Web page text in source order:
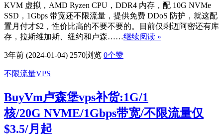
KVM 虚拟，AMD Ryzen CPU，DDR4 内存，配 10G NVMe
SSD，1Gbps 带宽还不限流量，提供免费 DDoS 防护，就这配
置月付才$2，性价比高的不要不要的。目前仅剩迈阿密还有库
存，拉斯维加斯、纽约和卢森……继续阅读 »
3年前 (2024-01-04) 2570浏览 0个赞
不限流量VPS
BuyVm卢森堡vps补货:1G/1
核/20G NVME/1Gbps带宽/不限流量仅
$3.5/月起